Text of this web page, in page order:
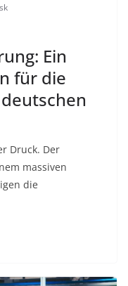
Ein
für die
Druck. Der
massiven
die